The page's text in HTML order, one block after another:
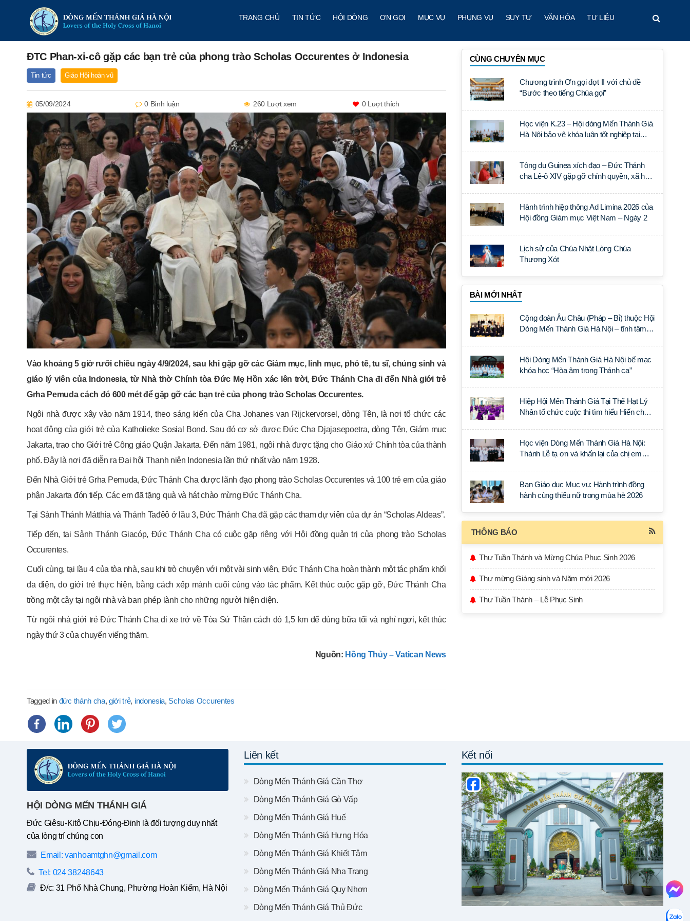
TRANG CHỦ TIN TỨC HỘI DÒNG ƠN GỌI MỤC VỤ PHỤNG VỤ SUY TƯ VĂN HÓA TƯ LIỆU
ĐTC Phan-xi-cô gặp các bạn trẻ của phong trào Scholas Occurentes ở Indonesia
Tin tức Giáo Hội hoàn vũ
05/09/2024 0 Bình luận 260 Lượt xem 0Lượt thích
Vào khoảng 5 giờ rưỡi chiều ngày 4/9/2024, sau khi gặp gỡ các Giám mục, linh mục, phó tế, tu sĩ, chủng sinh và
giáo lý viên của Indonesia, từ Nhà thờ Chính tòa Đức Mẹ Hồn xác lên trời, Đức Thánh Cha đi đến Nhà giới trẻ
Grha Pemuda cách đó 600 mét để gặp gỡ các bạn trẻ của phong trào Scholas Occurentes.
Ngôi nhà được xây vào năm 1914, theo sáng kiến của Cha Johanes van Rijckervorsel, dòng Tên, là nơi tổ chức các
hoạt động của giới trẻ của Katholieke Sosial Bond. Sau đó cơ sở được Đức Cha Djajasepoetra, dòng Tên, Giám mục
Jakarta, trao cho Giới trẻ Công giáo Quận Jakarta. Đến năm 1981, ngôi nhà được tặng cho Giáo xứ Chính tòa của thành
phố. Đây là nơi đã diễn ra Đại hội Thanh niên Indonesia lần thứ nhất vào năm 1928.
Đến Nhà Giới trẻ Grha Pemuda, Đức Thánh Cha được lãnh đạo phong trào Scholas Occurentes và 100 trẻ em của giáo
phận Jakarta đón tiếp. Các em đã tặng quà và hát chào mừng Đức Thánh Cha.
Tại Sảnh Thánh Mátthia và Thánh Tađêô ở lầu 3, Đức Thánh Cha đã gặp các tham dự viên của dự án “Scholas Aldeas”.
Tiếp đến, tại Sảnh Thánh Giacóp, Đức Thánh Cha có cuộc gặp riêng với Hội đồng quản trị của phong trào Scholas
Occurentes.
Cuối cùng, tại lầu 4 của tòa nhà, sau khi trò chuyện với một vài sinh viên, Đức Thánh Cha hoàn thành một tác phẩm khối
đa diện, do giới trẻ thực hiện, bằng cách xếp mảnh cuối cùng vào tác phẩm. Kết thúc cuộc gặp gỡ, Đức Thánh Cha
trồng một cây tại ngôi nhà và ban phép lành cho những người hiện diện.
Từ ngôi nhà giới trẻ Đức Thánh Cha đi xe trở về Tòa Sứ Thần cách đó 1,5 km để dùng bữa tối và nghỉ ngơi, kết thúc
ngày thứ 3 của chuyến viếng thăm.
Nguồn: Hồng Thủy – Vatican News
Tagged in đức thánh cha,giới trẻ, indonesia, Scholas Occurentes
CÙNG CHUYÊN MỤC
Chương trình Ơn gọi đợt II với chủ đề
“Bước theo tiếng Chúa gọi”
Học viện K.23 – Hội dòng Mến Thánh Giá
Hà Nội bảo vệ khóa luận tốt nghiệp tại
Tông du Guinea xích đạo – Đức Thánh
cha Lê-ô XIV gặp gỡ chính quyền, xã hội
Hành trình hiệp thông Ad Limina 2026 của
Hội đồng Giám mục Việt Nam – Ngày 2
Lịch sử của Chúa Nhật Lòng Chúa
Thương Xót
BÀI MỚI NHẤT
Cộng đoàn Âu Châu (Pháp – Bỉ) thuộc Hội
Dòng Mến Thánh Giá Hà Nội – tĩnh tâm
Hội Dòng Mến Thánh Giá Hà Nội bế mạc
khóa học “Hòa âm trong Thánh ca”
Hiệp Hội Mến Thánh Giá Tại Thế Hạt Lý
Nhân tổ chức cuộc thi tìm hiểu Hiến chế
Học viện Dòng Mến Thánh Giá Hà Nội:
Thánh Lễ tạ ơn và khấn lại của chị em
Ban Giáo dục Mục vụ: Hành trình đồng
hành cùng thiếu nữ trong mùa hè 2026
THÔNG BÁO
Thư Tuần Thánh và Mừng Chúa Phục Sinh 2026
Thư mừng Giáng sinh và Năm mới 2026
Thư Tuần Thánh – Lễ Phục Sinh
HỘI DÒNG MẾN THÁNH GIÁ
Đức Giêsu-Kitô Chịu-Đóng-Đinh là đối tượng duy nhất
của lòng trí chúng con
Email: vanhoamtghn@gmail.com
Tel: 024 38248643
Đ/c: 31 Phố Nhà Chung, Phường Hoàn Kiếm, Hà Nội
Liên kết
Dòng Mến Thánh Giá Cần Thơ
Dòng Mến Thánh Giá Gò Vấp
Dòng Mến Thánh Giá Huế
Dòng Mến Thánh Giá Hưng Hóa
Dòng Mến Thánh Giá Khiết Tâm
Dòng Mến Thánh Giá Nha Trang
Dòng Mến Thánh Giá Quy Nhơn
Dòng Mến Thánh Giá Thủ Đức
Kết nối